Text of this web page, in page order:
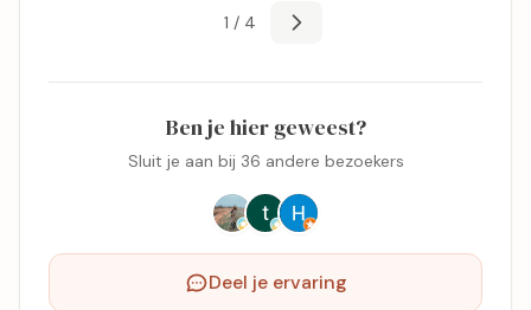
1 / 4
Ben je hier geweest?
Sluit je aan bij 36 andere bezoekers
Deel je ervaring